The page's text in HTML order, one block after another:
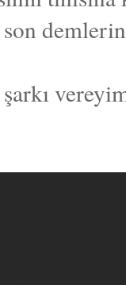
demlerin